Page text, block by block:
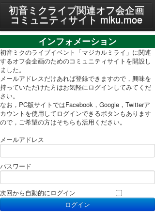
MENU
プライバシーポリシー
利用規約
PC表示に切り替え
初音ミクライブ関連オフ会企画
コミュニティサイト miku.moe
インフォメーション
初音ミクのライブイベント「マジカルミライ」に関連
するオフ会企画のためのコミュニティサイトを開設し
ました。
メールアドレスだけあれば登録できますので，興味を
持っていただけた方はお気軽にログインしてみてくだ
さい。
なお，PC版サイトではFacebook，Google，Twitterア
カウントを使用してログインできるボタンもあります
ので，ご希望の方はそちらも活用ください。
メールアドレス
パスワード
次回から自動的にログイン